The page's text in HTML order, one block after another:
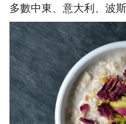
多數中東、意大利、波